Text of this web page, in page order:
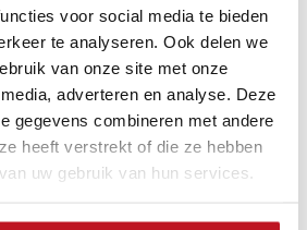
voor social media te bieden
te analyseren. Ook delen we
van onze site met onze
adverteren en analyse. Deze
gegevens combineren met andere
heeft verstrekt of die ze hebben
uw gebruik van hun services.
Mijn account
Mijn bestelling
& Levering
& Retourneren
Garantie